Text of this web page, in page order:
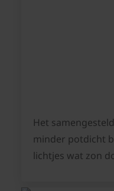
Het
minder potdicht
lichtjes wat zon